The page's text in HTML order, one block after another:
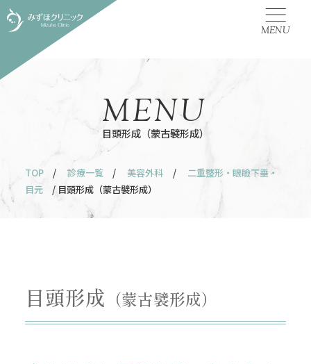
MENU
目頭形成（蒙古襞形成）
MENU
TOP / 診療一覧 / 美容外科 /
二重整形・眼瞼下垂・
目元
/ 目頭形成（蒙古襞形成）
目頭形成 （蒙古襞形成）